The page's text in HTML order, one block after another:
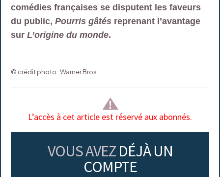
comédies françaises se disputent les faveurs
du public,Pourris gâtés reprenant l’avantage
surL’origine du monde.
© crédit photo : Warner Bros
L’accès à cet article est réservé aux abonnés.
VOUS AVEZ DÉJÀ UN
COMPTE